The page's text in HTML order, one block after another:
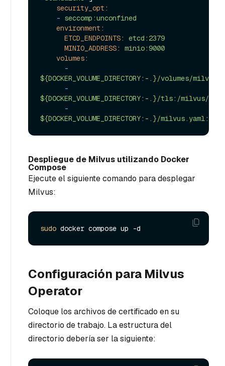
security_opt:
- seccomp:unconfined
environment:
ETCD_ENDPOINTS:
etcd:2379
MINIO_ADDRESS:
minio:9000
volumes:
-
${DOCKER_VOLUME_DIRECTORY:-.}/volumes/
-
${DOCKER_VOLUME_DIRECTORY:-.}/tls:/milvus/tls
-
${DOCKER_VOLUME_DIRECTORY:-.}/
Despliegue de Milvus utilizando Docker
Compose
Ejecute el siguiente comando para desplegar
Milvus:
sudo
Configuración para Milvus
Operator
Coloque los archivos de certificado en su
directorio de trabajo. La estructura del
directorio debería ser la siguiente: